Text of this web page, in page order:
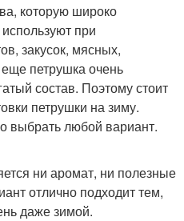
которую широко
при
закусок, мясных,
петрушка очень
состав. Поэтому стоит
петрушки на зиму.
выбрать любой вариант.
ни аромат, ни полезные
отлично подходит тем,
даже зимой.